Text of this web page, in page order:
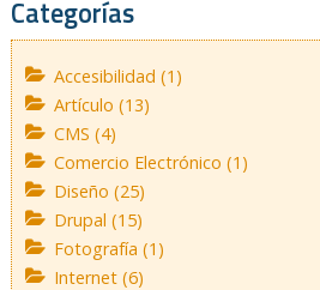
Categorías
Accesibilidad (1)
Artículo (13)
CMS (4)
Comercio Electrónico (1)
Diseño (25)
Drupal (15)
Fotografía (1)
Internet (6)